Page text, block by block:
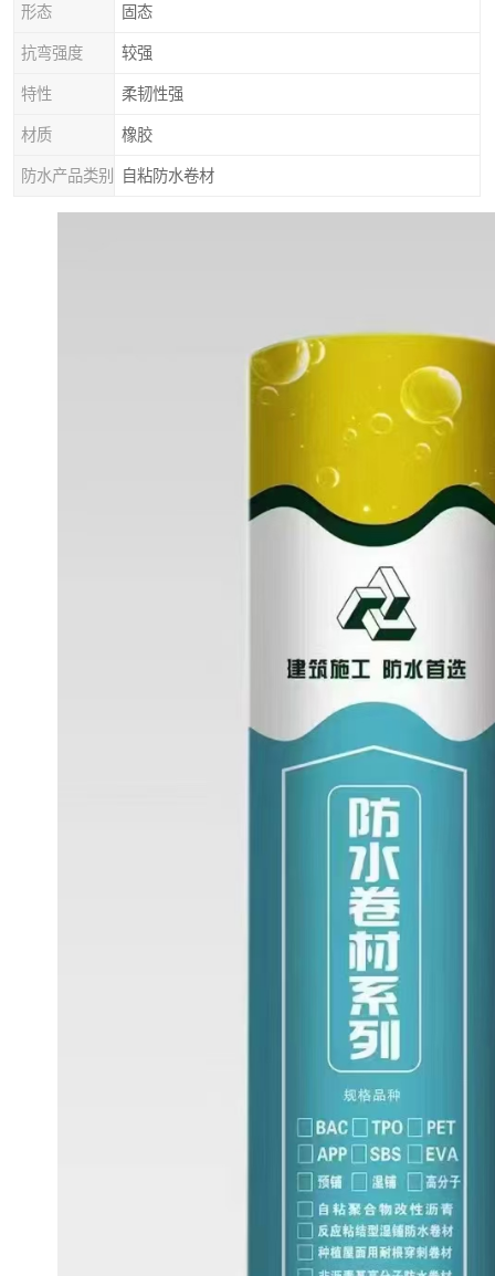
形态 固态
抗弯强度 较强
特性 柔韧性强
材质 橡胶
防水产品类别 自粘防水卷材